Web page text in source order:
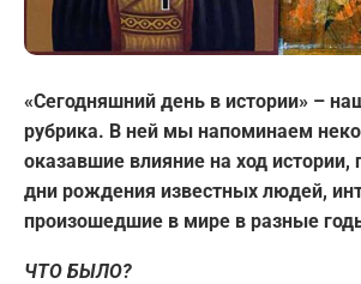
«Сегодняшний день в истории» –
рубрика. В ней мы напоминаем
оказавшие влияние на ход
дни рождения известных людей,
произошедшие в мире в разные
ЧТО БЫЛО?